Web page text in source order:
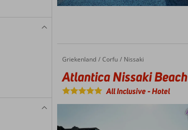
Home
Griekenland Corfu Nissaki
Atlantica Nissaki Beach
Atlantica Nissaki Beach
All Inclusive-Hotel